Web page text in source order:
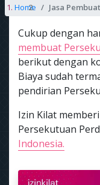
Home Jasa
Cukup dengan
membuat
berikut dengan
Biaya sudah
pendirian
Izin Kilat
Persekutuan
Indonesia.